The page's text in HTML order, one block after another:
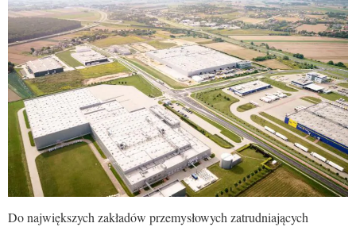
Do największych zakładów przemysłowych zatrudniających